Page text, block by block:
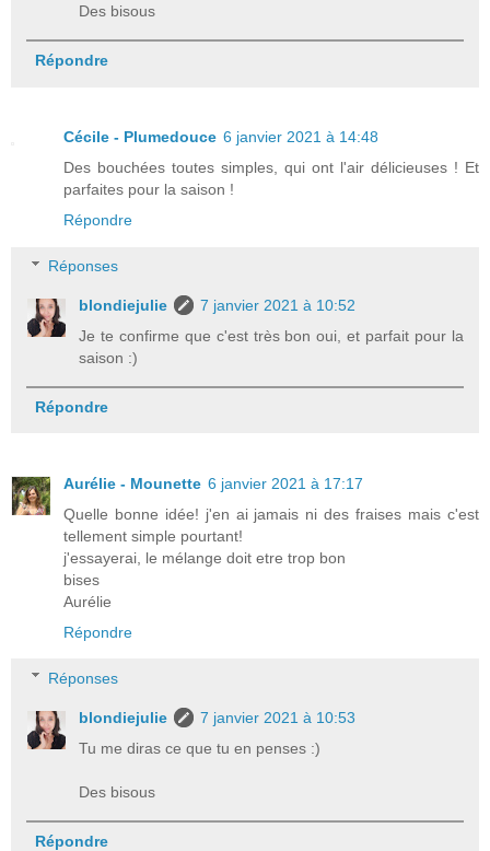
Des bisous
Répondre
Cécile - Plumedouce 6 janvier 2021 à 14:48
Des bouchées toutes simples, qui ont l'air délicieuses ! Et
parfaites pour la saison !
Répondre
Réponses
blondiejulie
7 janvier 2021 à 10:52
Je te confirme que c'est très bon oui, et parfait pour la
saison :)
Répondre
Aurélie - Mounette 6 janvier 2021 à 17:17
Quelle bonne idée! j'en ai jamais ni des fraises mais c'est
tellement simple pourtant!
j'essayerai, le mélange doit etre trop bon
bises
Aurélie
Répondre
Réponses
blondiejulie
7 janvier 2021 à 10:53
Tu me diras ce que tu en penses :)
Des bisous
Répondre